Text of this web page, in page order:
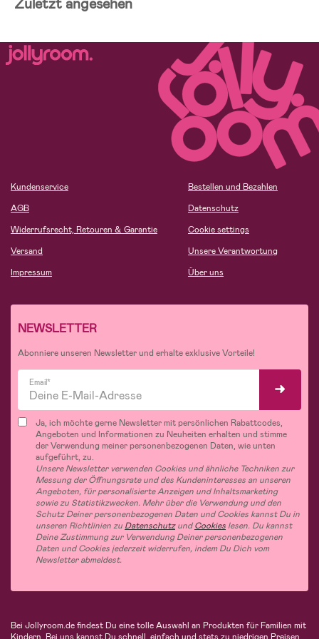
Kundenservice
AGB
Widerrufsrecht, Retouren & Garantie
Versand
Impressum
Bestellen und Bezahlen
Datenschutz
Cookie settings
Unsere Verantwortung
Über uns
NEWSLETTER
Abonniere unseren Newsletter und erhalte exklusive Vorteile!
Email*
Ja, ich möchte gerne Newsletter mit persönlichen Rabattcodes,
Angeboten und Informationen zu Neuheiten erhalten und stimme
der Verwendung meiner personenbezogenen Daten, wie unten
aufgeführt, zu.
Unsere Newsletter verwenden Cookies und ähnliche Techniken zur
Messung der Öffnungsrate und des Kundeninteresses an unseren
Angeboten, für personalisierte Anzeigen und Inhaltsmarketing
sowie zu Statistikzwecken. Mehr über die Verwendung und den
Schutz Deiner personenbezogenen Daten und Cookies kannst Du in
unseren Richtlinien zu DatenschutzundCookies lesen. Du kannst
Deine Zustimmung zur Verwendung Deiner personenbezogenen
Daten und Cookies jederzeit widerrufen, indem Du Dich vom
Newsletter abmeldest.
Bei Jollyroom.de findest Du eine tolle Auswahl an Produkten für Familien mit